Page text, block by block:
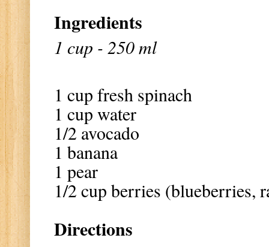
Ingredients
1 cup - 250 ml
1 cup fresh spinach
1 cup water
1/2 avocado
1 banana
1 pear
1/2 cup berries (blueberries,
Directions